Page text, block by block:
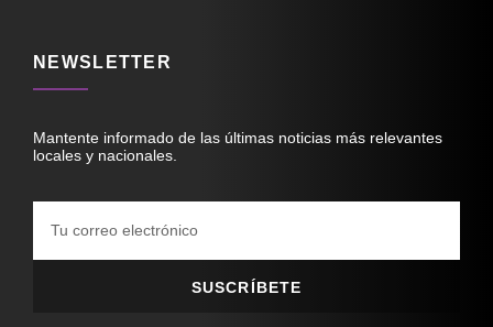
NEWSLETTER
Mantente informado de las últimas noticias más relevantes
locales y nacionales.
SUSCRÍBETE